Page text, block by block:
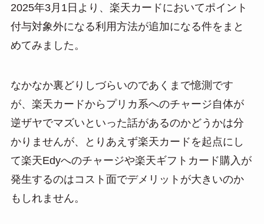
2025年3月1日より、楽天カードにおいてポイント
付与対象外になる利用方法が追加になる件をまと
めてみました。
なかなか裏どりしづらいのであくまで憶測です
が、楽天カードからプリカ系へのチャージ自体が
逆ザヤでマズいといった話があるのかどうかは分
かりませんが、とりあえず楽天カードを起点にし
て楽天Edyへのチャージや楽天ギフトカード購入が
発生するのはコスト面でデメリットが大きいのか
もしれません。